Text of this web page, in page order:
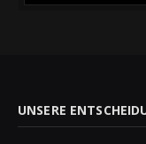
UNSERE